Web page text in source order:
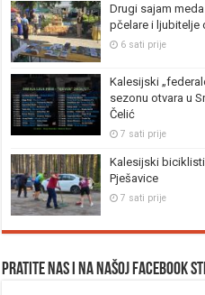
Drugi sajam
pčelare i ljubitelje
6 sati prije
Kalesijski
sezonu otvara u
Čelić
7 sati prije
Kalesijski
Pješavice
7 sati prije
Pratite nas i na našoj facebook